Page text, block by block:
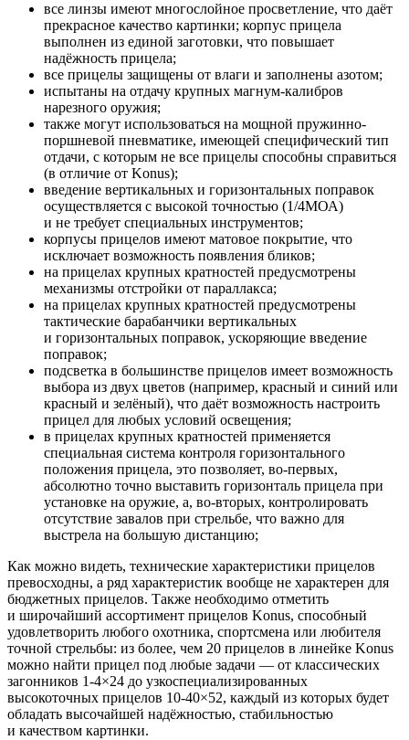
все линзы имеют многослойное просветление, что даёт
прекрасное качество картинки; корпус прицела
выполнен из единой заготовки, что повышает
надёжность прицела;
все прицелы защищены от влаги и заполнены азотом;
испытаны на отдачу крупных магнум-калибров
нарезного оружия;
также могут использоваться на мощной пружинно-
поршневой пневматике, имеющей специфический тип
отдачи, с которым не все прицелы способны справиться
(в отличие от Konus);
введение вертикальных и горизонтальных поправок
осуществляется с высокой точностью (1/4МОА)
и не требует специальных инструментов;
корпусы прицелов имеют матовое покрытие, что
исключает возможность появления бликов;
на прицелах крупных кратностей предусмотрены
механизмы отстройки от параллакса;
на прицелах крупных кратностей предусмотрены
тактические барабанчики вертикальных
и горизонтальных поправок, ускоряющие введение
поправок;
подсветка в большинстве прицелов имеет возможность
выбора из двух цветов (например, красный и синий или
красный и зелёный), что даёт возможность настроить
прицел для любых условий освещения;
в прицелах крупных кратностей применяется
специальная система контроля горизонтального
положения прицела, это позволяет, во-первых,
абсолютно точно выставить горизонталь прицела при
установке на оружие, а, во-вторых, контролировать
отсутствие завалов при стрельбе, что важно для
выстрела на большую дистанцию;
Как можно видеть, технические характеристики прицелов
превосходны, а ряд характеристик вообще не характерен для
бюджетных прицелов. Также необходимо отметить
и широчайший ассортимент прицелов Konus, способный
удовлетворить любого охотника, спортсмена или любителя
точной стрельбы: из более, чем 20 прицелов в линейке Konus
можно найти прицел под любые задачи — от классических
загонников 1-4×24 до узкоспециализированных
высокоточных прицелов 10-40×52, каждый из которых будет
обладать высочайшей надёжностью, стабильностью
и качеством картинки.